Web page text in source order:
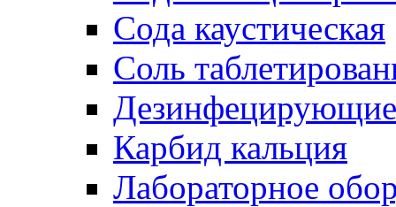
Сода каустическая
Соль
Дезинфецирующие
Карбид кальция
Лабораторное